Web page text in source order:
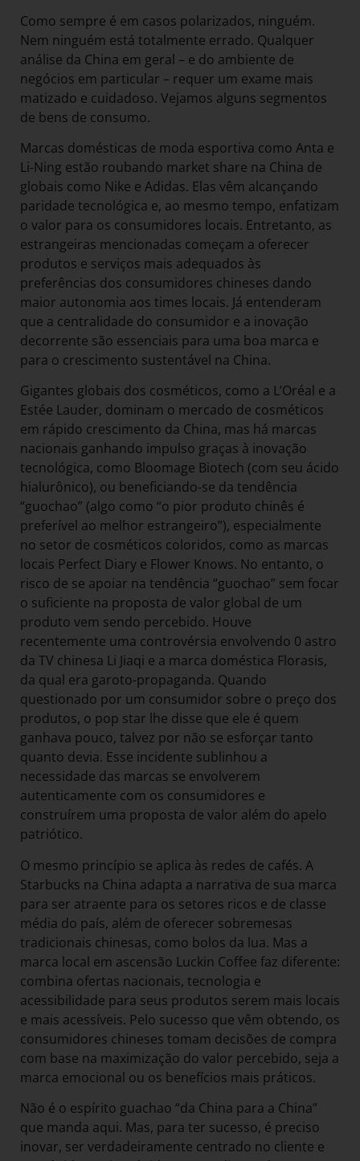
Como sempre é em casos polarizados, ninguém.
Nem ninguém está totalmente errado. Qualquer
análise da China em geral – e do ambiente de
negócios em particular – requer um exame mais
matizado e cuidadoso. Vejamos alguns segmentos
de bens de consumo.
Marcas domésticas de moda esportiva como Anta e
Li-Ning estão roubando market share na China de
globais como Nike e Adidas. Elas vêm alcançando
paridade tecnológica e, ao mesmo tempo, enfatizam
o valor para os consumidores locais. Entretanto, as
estrangeiras mencionadas começam a oferecer
produtos e serviços mais adequados às
preferências dos consumidores chineses dando
maior autonomia aos times locais. Já entenderam
que a centralidade do consumidor e a inovação
decorrente são essenciais para uma boa marca e
para o crescimento sustentável na China.
Gigantes globais dos cosméticos, como a L’Oréal e a
Estée Lauder, dominam o mercado de cosméticos
em rápido crescimento da China, mas há marcas
nacionais ganhando impulso graças à inovação
tecnológica, como Bloomage Biotech (com seu ácido
hialurônico), ou beneficiando-se da tendência
“guochao” (algo como “o pior produto chinês é
preferível ao melhor estrangeiro”), especialmente
no setor de cosméticos coloridos, como as marcas
locais Perfect Diary e Flower Knows. No entanto, o
risco de se apoiar na tendência “guochao” sem focar
o suficiente na proposta de valor global de um
produto vem sendo percebido. Houve
recentemente uma controvérsia envolvendo 0 astro
da TV chinesa Li Jiaqi e a marca doméstica Florasis,
da qual era garoto-propaganda. Quando
questionado por um consumidor sobre o preço dos
produtos, o pop star lhe disse que ele é quem
ganhava pouco, talvez por não se esforçar tanto
quanto devia. Esse incidente sublinhou a
necessidade das marcas se envolverem
autenticamente com os consumidores e
construírem uma proposta de valor além do apelo
patriótico.
O mesmo princípio se aplica às redes de cafés. A
Starbucks na China adapta a narrativa de sua marca
para ser atraente para os setores ricos e de classe
média do país, além de oferecer sobremesas
tradicionais chinesas, como bolos da lua. Mas a
marca local em ascensão Luckin Coffee faz diferente:
combina ofertas nacionais, tecnologia e
acessibilidade para seus produtos serem mais locais
e mais acessíveis. Pelo sucesso que vêm obtendo, os
consumidores chineses tomam decisões de compra
com base na maximização do valor percebido, seja a
marca emocional ou os benefícios mais práticos.
Não é o espírito guachao “da China para a China”
que manda aqui. Mas, para ter sucesso, é preciso
inovar, ser verdadeiramente centrado no cliente e